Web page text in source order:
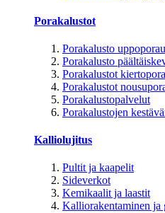
Porakalustot
Porakalusto
Porakalusto
Porakalustot
Porakalustot
Porakalustopalvelut
Porakalustojen
Kalliolujitus
Pultit ja kaapelit
Sideverkot
Kemikaalit ja laastit
Kalliorakentaminen ja